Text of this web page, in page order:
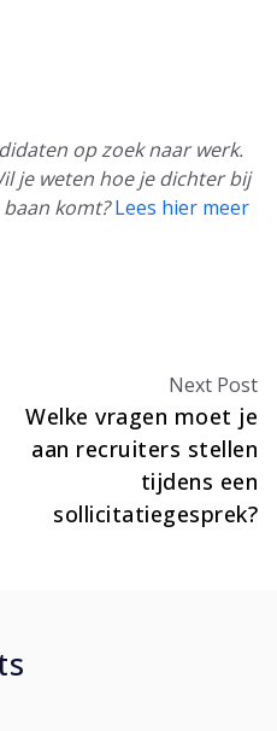
op zoek naar werk.
je weten hoe je dichter bij
komt?Lees hier meer
Next Post
Welke vragen moet je
aan recruiters stellen
tijdens een
sollicitatiegesprek?